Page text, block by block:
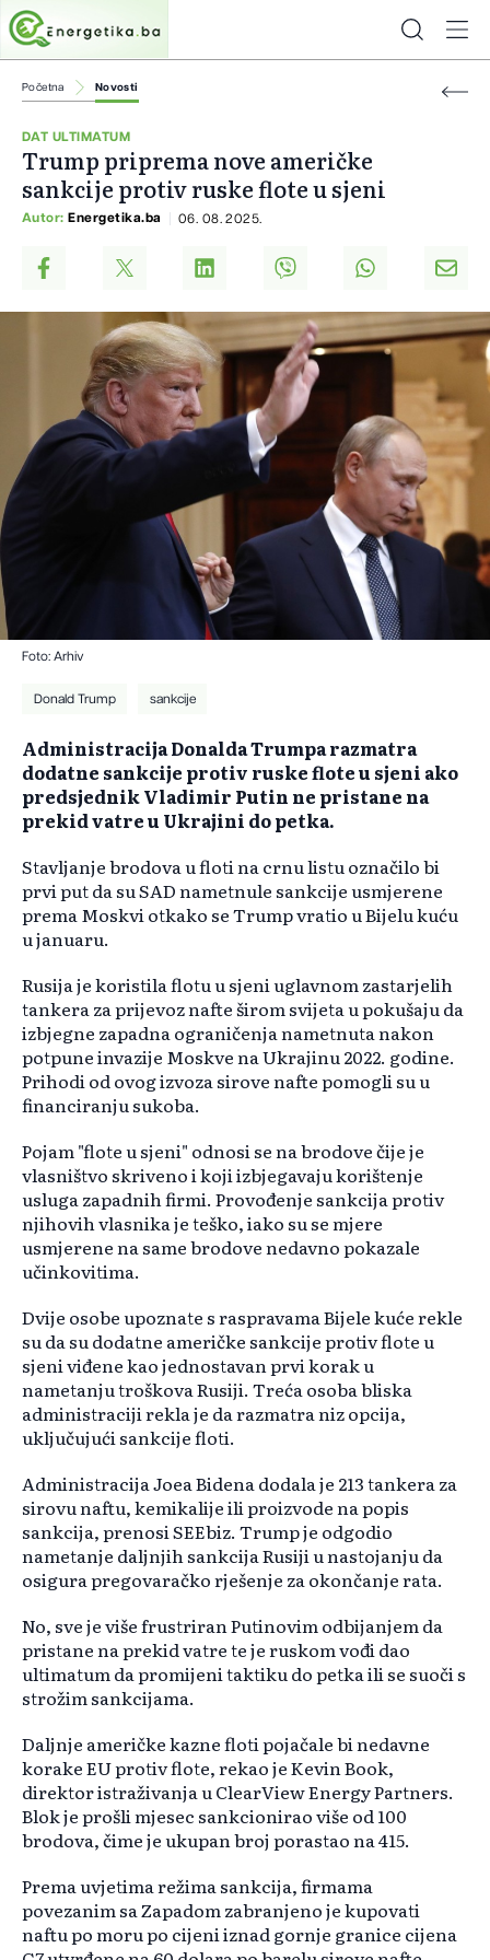
Početna Novosti
DAT ULTIMATUM
Trump priprema nove američke
sankcije protiv ruske flote u sjeni
Autor: Energetika.ba 06. 08. 2025.
Foto: Arhiv
Donald Trump sankcije
Administracija Donalda Trumpa razmatra
dodatne sankcije protiv ruske flote u sjeni ako
predsjednik Vladimir Putin ne pristane na
prekid vatre u Ukrajini do petka.
Stavljanje brodova u floti na crnu listu označilo bi
prvi put da su SAD nametnule sankcije usmjerene
prema Moskvi otkako se Trump vratio u Bijelu kuću
u januaru.
Rusija je koristila flotu u sjeni uglavnom zastarjelih
tankera za prijevoz nafte širom svijeta u pokušaju da
izbjegne zapadna ograničenja nametnuta nakon
potpune invazije Moskve na Ukrajinu 2022. godine.
Prihodi od ovog izvoza sirove nafte pomogli su u
financiranju sukoba.
Pojam "flote u sjeni" odnosi se na brodove čije je
vlasništvo skriveno i koji izbjegavaju korištenje
usluga zapadnih firmi. Provođenje sankcija protiv
njihovih vlasnika je teško, iako su se mjere
usmjerene na same brodove nedavno pokazale
učinkovitima.
Dvije osobe upoznate s raspravama Bijele kuće rekle
su da su dodatne američke sankcije protiv flote u
sjeni viđene kao jednostavan prvi korak u
nametanju troškova Rusiji. Treća osoba bliska
administraciji rekla je da razmatra niz opcija,
uključujući sankcije floti.
Administracija Joea Bidena dodala je 213 tankera za
sirovu naftu, kemikalije ili proizvode na popis
sankcija, prenosi SEEbiz. Trump je odgodio
nametanje daljnjih sankcija Rusiji u nastojanju da
osigura pregovaračko rješenje za okončanje rata.
No, sve je više frustriran Putinovim odbijanjem da
pristane na prekid vatre te je ruskom vođi dao
ultimatum da promijeni taktiku do petka ili se suoči s
strožim sankcijama.
Daljnje američke kazne floti pojačale bi nedavne
korake EU protiv flote, rekao je Kevin Book,
direktor istraživanja u ClearView Energy Partners.
Blok je prošli mjesec sankcionirao više od 100
brodova, čime je ukupan broj porastao na 415.
Prema uvjetima režima sankcija, firmama
povezanim sa Zapadom zabranjeno je kupovati
naftu po moru po cijeni iznad gornje granice cijena